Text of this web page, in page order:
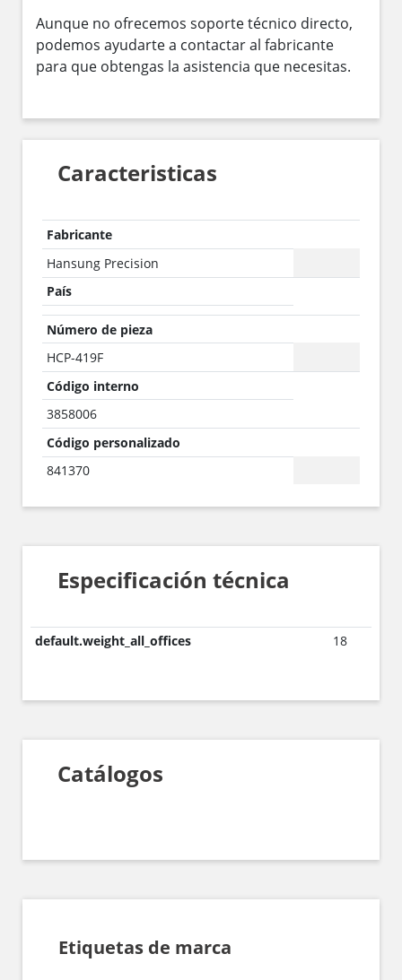
Aunque no ofrecemos soporte técnico directo,
podemos ayudarte a contactar al fabricante
para que obtengas la asistencia que necesitas.
Caracteristicas
Fabricante
Hansung Precision
País
Número de pieza
HCP-419F
Código interno
3858006
Código personalizado
841370
Especificación técnica
default.weight_all_offices 18
Catálogos
Etiquetas de marca